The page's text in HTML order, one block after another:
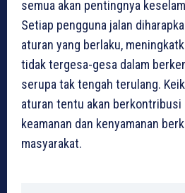
semua akan pentingnya
Setiap pengguna jalan
aturan yang berlaku,
tidak tergesa-gesa dalam
serupa tak tengah terulang.
aturan tentu akan berkontribusi
keamanan dan kenyamanan
masyarakat.